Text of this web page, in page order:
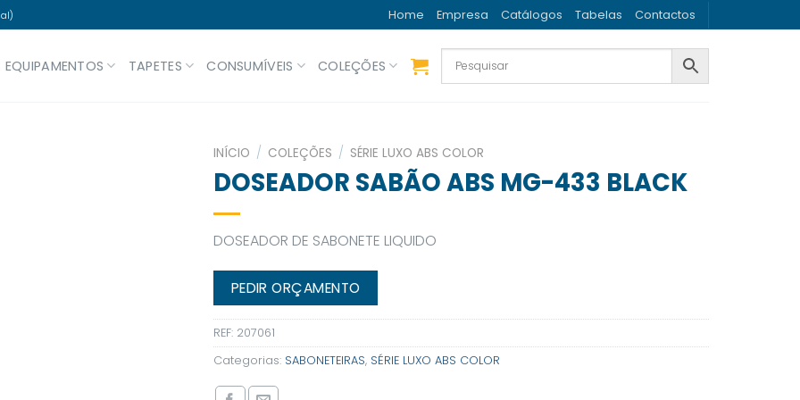
Home Empresa Catálogos Tabelas Contactos
EQUIPAMENTOS TAPETES CONSUMÍVEIS COLEÇÕES
INÍCIO / COLEÇÕES / SÉRIE LUXO ABS COLOR
DOSEADOR SABÃO ABS MG-433 BLACK
DOSEADOR DE SABONETE LIQUIDO
PEDIR ORÇAMENTO
REF: 207061
Categorias: SABONETEIRAS, SÉRIE LUXO ABS COLOR